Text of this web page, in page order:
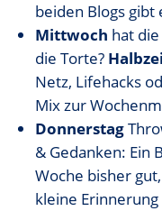
beiden Blogs gibt
Mittwoch hat
die Torte?
Netz, Lifehacks
Mix zur
Donnerstag
& Gedanken: Ein
Woche bisher
kleine